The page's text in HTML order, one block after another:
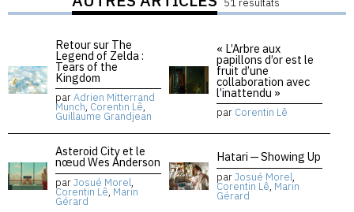
51 résultats
Retour sur The
Legend of Zelda :
Tears of the
Kingdom
parAdrien Mitterrand
Munch, Corentin Lê,
Guillaume Grandjean
« L’Arbre aux
papillons d’or est le
fruit d’une
collaboration avec
l’inattendu »
par Corentin Lê
Asteroid City et le
nœud Wes Anderson
parJosué Morel,
Corentin Lê, Marin
Gérard
Hatari — Showing Up
parJosué Morel,
Corentin Lê, Marin
Gérard